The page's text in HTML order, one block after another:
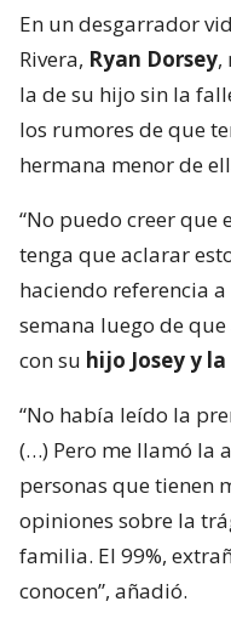
En un desgarrador
Rivera, Ryan Dorsey,
la de su hijo sin la
los rumores de que
hermana menor de
“No puedo creer que
tenga que aclarar
haciendo referencia
semana luego de
con su hijo Josey y
“No había leído la
(…) Pero me llamó la
personas que tienen
opiniones sobre la
familia. El 99%,
conocen”, añadió.